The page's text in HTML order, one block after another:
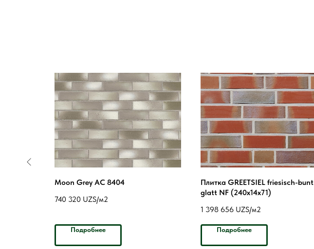
Moon Grey AC 8404
740 320 UZS/м2
Подробнее
Плитка GREETSIEL friesisch-bunt
glatt NF (240x14x71)
1 398 656 UZS/м2
Подробнее